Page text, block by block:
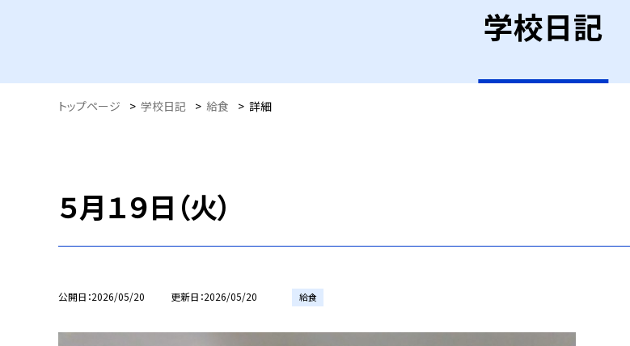
学校日記
トップページ > 学校日記 > 給食 > 詳細
５月１９日（火）
公開日 2026/05/20 更新日 2026/05/20 給食